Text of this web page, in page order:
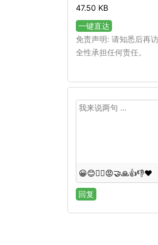
47.50 KB
一键直达
免责声明: 请知悉后再
全性承担任何责任。
😀😊😵‍💫😡🤝🙏👍👎❤️
回复